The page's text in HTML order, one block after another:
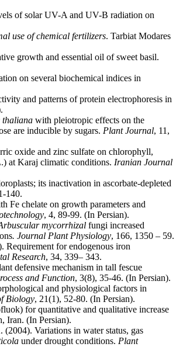
of solar UV-A and UV-B radiation on
use of chemical fertilizers. Tarbiat Modares
growth and essential oil of sweet basil.
on several biochemical indices in
and patterns of protein electrophoresis in
thaliana with pleiotropic effects on the
are inducible by sugars. Plant Journal, 11,
oxide and zinc sulfate on chlorophyll,
at Karaj climatic conditions. Iranian Journal
its inactivation in ascorbate-depleted
140.
Fe chelate on growth parameters and
, 4, 89-99. (In Persian).
mycorrhizal fungi increased
. Journal Plant Physiology, 166, 1350 – 59.
for endogenous iron
Research, 34, 339– 343.
defensive mechanism in tall fescue
and Function, 3(8), 35-46. (In Persian).
and physiological factors in
Biology, 21(1), 52-80. (In Persian).
for quantitative and qualitative increase
Iran. (In Persian).
Variations in water status, gas
under drought conditions. Plant